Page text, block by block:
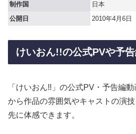
制作国
日本
公開日
2010年4月6日
けいおん!!の公式PVや予
「けいおん!!」の公式PV・予告編
から作品の雰囲気やキャストの演
先に体感できます。